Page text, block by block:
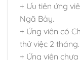
+ Ưu tiên ứng
Ngã Bảy.
+ Ứng viên có
thử việc 2 tháng.
+ Ứng viên